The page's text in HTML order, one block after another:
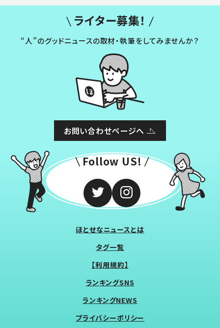
ライター募集！
“人”のグッドニュースの取材・執筆をしてみませんか？
お問い合わせページへ
Follow US!
ほとせなニュースとは
タグ一覧
【利用規約】
ランキングSNS
ランキングNEWS
プライバシーポリシー